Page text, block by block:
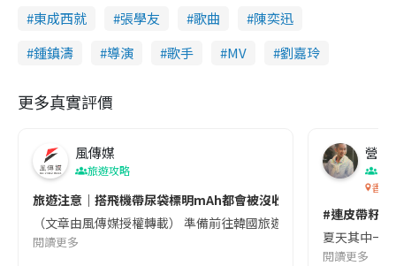
東成西就 張學友 歌曲
陳奕迅
鍾鎮濤
導演 歌手 MV 劉嘉玲
更多真實評價
風傳媒
旅遊攻略
旅遊注意｜搭飛機帶尿袋標明mAh都會被沒收😱出發前切記檢查
（文章由風傳媒授權轉載） 準備前往韓國旅遊的民眾，近期要
閱讀更多
營養
香港
#連皮帶籽
夏天其中一
閱讀更多